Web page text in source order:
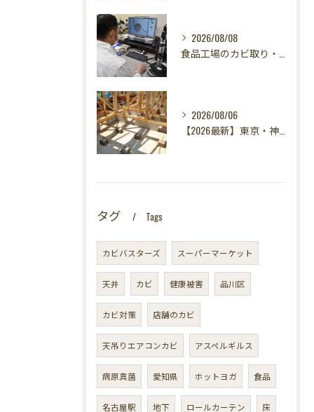
2026/08/08
2026/08/06
タグ Tags
カビバスターズ スーパーマーケット
天井 カビ 健康被害 品川区
カビ対策 店舗のカビ
天吊りエアコンカビ アスペルギルス
病原真菌 愛知県 ホットヨガ 食品
名古屋駅 地下 ロールカーテン 床